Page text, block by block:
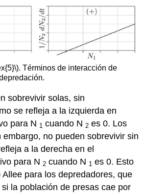
. Términos de interacción de
sobrevivir solas, sin
se refleja a la izquierda en
para N 1 cuando N 2 es 0. Los
embargo, no pueden sobrevivir sin
a la derecha en el
para N 2 cuando N 1 es 0. Esto
para los depredadores, que
la población de presas cae por